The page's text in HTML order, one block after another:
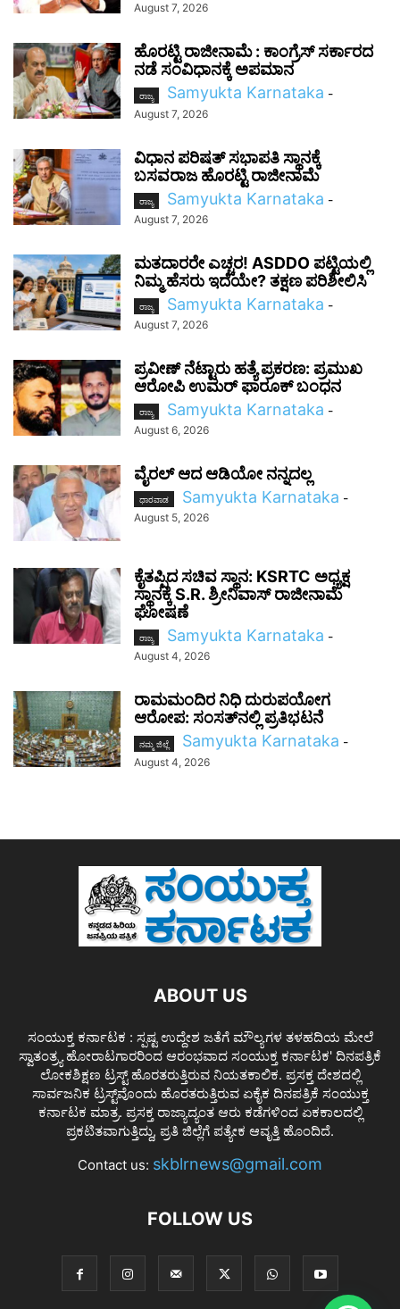
August 7, 2026
ಹೊರಟ್ಟಿ ರಾಜೀನಾಮೆ : ಕಾಂಗ್ರೆಸ್ ಸರ್ಕಾರದ
ನಡೆ ಸಂವಿಧಾನಕ್ಕೆ ಅಪಮಾನ
ರಾಜ್ಯ Samyukta Karnataka -
August 7, 2026
ವಿಧಾನ ಪರಿಷತ್ ಸಭಾಪತಿ ಸ್ಥಾನಕ್ಕೆ
ಬಸವರಾಜ ಹೊರಟ್ಟಿ ರಾಜೀನಾಮೆ
ರಾಜ್ಯ Samyukta Karnataka -
August 7, 2026
ಮತದಾರರೇ ಎಚ್ಚರ! ASDDO ಪಟ್ಟಿಯಲ್ಲಿ
ನಿಮ್ಮ ಹೆಸರು ಇದೆಯೇ? ತಕ್ಷಣ ಪರಿಶೀಲಿಸಿ
ರಾಜ್ಯ Samyukta Karnataka -
August 7, 2026
ಪ್ರವೀಣ್ ನೆಟ್ಟಾರು ಹತ್ಯೆ ಪ್ರಕರಣ: ಪ್ರಮುಖ
ಆರೋಪಿ ಉಮರ್ ಫಾರೂಕ್ ಬಂಧನ
ರಾಜ್ಯ Samyukta Karnataka -
August 6, 2026
ವೈರಲ್ ಆದ ಆಡಿಯೋ ನನ್ನದಲ್ಲ
ಧಾರವಾಡ Samyukta Karnataka -
August 5, 2026
ಕೈತಪ್ಪಿದ ಸಚಿವ ಸ್ಥಾನ: KSRTC ಅಧ್ಯಕ್ಷ
ಸ್ಥಾನಕ್ಕೆ S.R. ಶ್ರೀನಿವಾಸ್ ರಾಜೀನಾಮೆ
ಘೋಷಣೆ
ರಾಜ್ಯ Samyukta Karnataka -
August 4, 2026
ರಾಮಮಂದಿರ ನಿಧಿ ದುರುಪಯೋಗ
ಆರೋಪ: ಸಂಸತ್‌ನಲ್ಲಿ ಪ್ರತಿಭಟನೆ
ನಮ್ಮ ಜಿಲ್ಲೆ Samyukta Karnataka -
August 4, 2026
ABOUT US
ಸಂಯುಕ್ತ ಕರ್ನಾಟಕ : ಸ್ಪಷ್ಟ ಉದ್ದೇಶ ಜತೆಗೆ ಮೌಲ್ಯಗಳ ತಳಹದಿಯ ಮೇಲೆ
ಸ್ವಾತಂತ್ರ್ಯ ಹೋರಾಟಗಾರರಿಂದ ಆರಂಭವಾದ ಸಂಯುಕ್ತ ಕರ್ನಾಟಕ' ದಿನಪತ್ರಿಕೆ
ಲೋಕಶಿಕ್ಷಣ ಟ್ರಸ್ಟ್ ಹೊರತರುತ್ತಿರುವ ನಿಯತಕಾಲಿಕ. ಪ್ರಸಕ್ತ ದೇಶದಲ್ಲಿ
ಸಾರ್ವಜನಿಕ ಟ್ರಸ್ಟ್‌ವೊಂದು ಹೊರತರುತ್ತಿರುವ ಏಕೈಕ ದಿನಪತ್ರಿಕೆ ಸಂಯುಕ್ತ
ಕರ್ನಾಟಕ ಮಾತ್ರ. ಪ್ರಸಕ್ತ ರಾಜ್ಯಾದ್ಯಂತ ಆರು ಕಡೆಗಳಿಂದ ಏಕಕಾಲದಲ್ಲಿ
ಪ್ರಕಟಿತವಾಗುತ್ತಿದ್ದು, ಪ್ರತಿ ಜಿಲ್ಲೆಗೆ ಪತ್ಯೇಕ ಆವೃತ್ತಿ ಹೊಂದಿದೆ.
Contact us: skblrnews@gmail.com
FOLLOW US